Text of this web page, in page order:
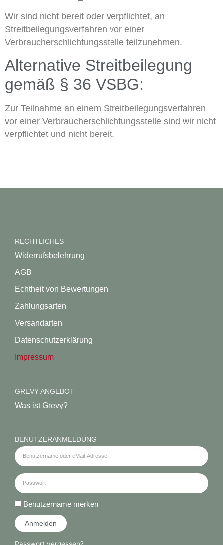
Wir sind nicht bereit oder verpflichtet, an
Streitbeilegungsverfahren vor einer
Verbraucherschlichtungsstelle teilzunehmen.
Alternative Streitbeilegung
gemäß § 36 VSBG:
Zur Teilnahme an einem Streitbeilegungsverfahren
vor einer Verbraucherschlichtungsstelle sind wir nicht
verpflichtet und nicht bereit.
RECHTLICHES
Widerrufsbelehrung
AGB
Echtheit von Bewertungen
Zahlungsarten
Versandarten
Datenschutz­erklärung
Impressum
GREVY ANGEBOT
Was ist Grevy?
BENUTZERANMELDUNG
Benutzername merken
Anmelden
Passwort vergessen?